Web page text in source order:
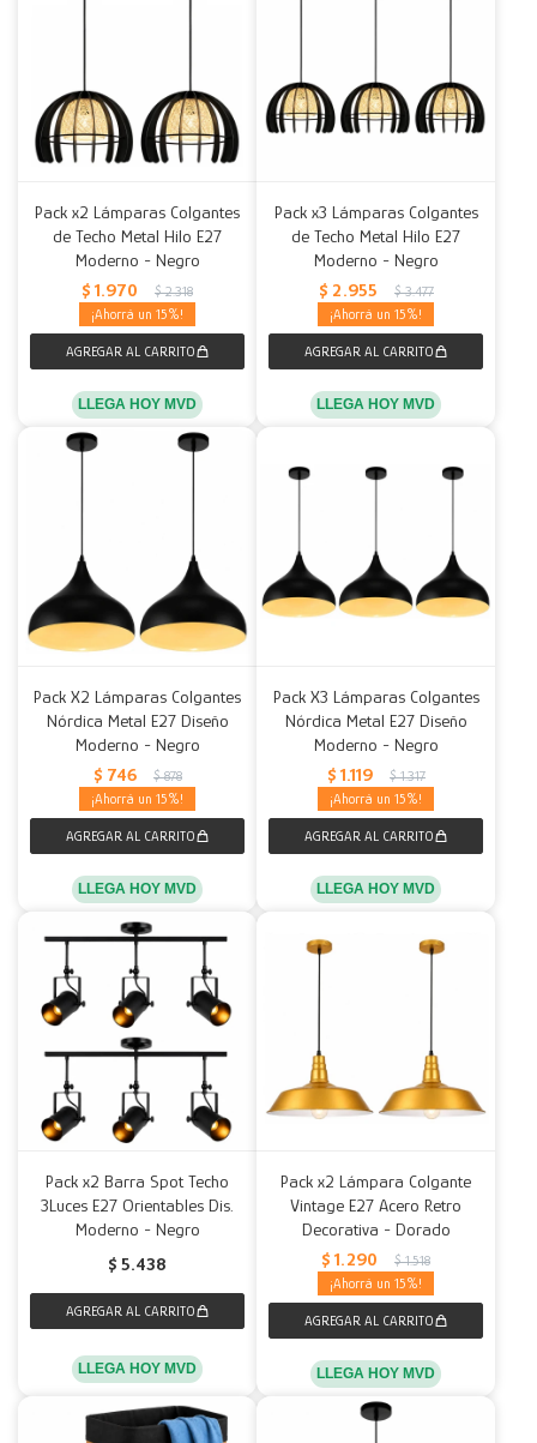
Pack x2 Lámparas Colgantes
de Techo Metal Hilo E27
Moderno - Negro
$ 1.970 $ 2.318
15
LLEGA HOY MVD
Pack x3 Lámparas Colgantes
de Techo Metal Hilo E27
Moderno - Negro
$ 2.955 $ 3.477
15
LLEGA HOY MVD
Pack X2 Lámparas Colgantes
Nórdica Metal E27 Diseño
Moderno - Negro
$ 746 $ 878
15
LLEGA HOY MVD
Pack X3 Lámparas Colgantes
Nórdica Metal E27 Diseño
Moderno - Negro
$ 1.119 $ 1.317
15
LLEGA HOY MVD
Pack x2 Barra Spot Techo
3Luces E27 Orientables Dis.
Moderno - Negro
$ 5.438
LLEGA HOY MVD
Pack x2 Lámpara Colgante
Vintage E27 Acero Retro
Decorativa - Dorado
$ 1.290 $ 1.518
15
LLEGA HOY MVD